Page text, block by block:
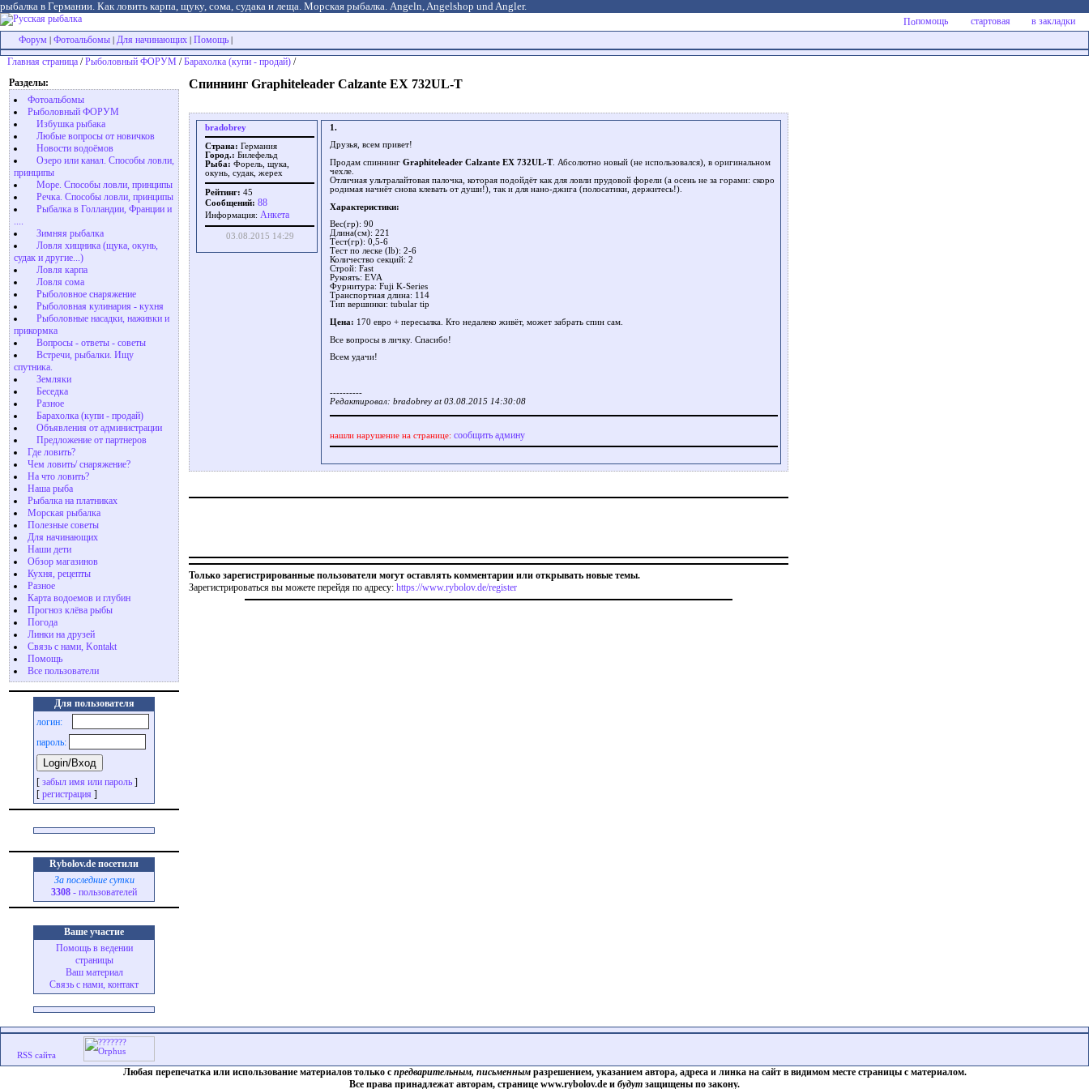
рыбалка в Германии. Как ловить карпа, щуку, сома, судака и леща. Морская рыбалка. Angeln, Angelshop und Angler.
помощь стартовая
в закладки
Форум
Фотоальбомы Для начинающих Помощь
Главная страница /Рыболовный ФОРУМ /Барахолка (купи - продай) /
Разделы:
Фотоальбомы
Рыболовный ФОРУМ
Избушка рыбака
Любые вопросы от новичков
Новости водоёмов
Озеро или канал. Способы ловли,
принципы
Море. Способы ловли, принципы
Речка. Способы ловли, принципы
Рыбалка в Голландии, Франции и
....
Зимняя рыбалка
Ловля хищника (щука, окунь,
судак и другие...)
Ловля карпа
Ловля сома
Рыболовное снаряжение
Рыболовная кулинария - кухня
Рыболовные насадки, наживки и
прикормка
Вопросы - ответы - советы
Встречи, рыбалки. Ищу
спутника.
Земляки
Беседка
Разное
Барахолка (купи - продай)
Объявления от администрации
Предложение от партнеров
Где ловить?
Чем ловить/ снаряжение?
На что ловить?
Наша рыба
Рыбалка на платниках
Морская рыбалка
Полезные советы
Для начинающих
Наши дети
Обзор магазинов
Кухня, рецепты
Разное
Карта водоемов и глубин
Прогноз клёва рыбы
Погода
Линки на друзей
Связь с нами, Kontakt
Помощь
Все пользователи
Для пользователя
логин:
пароль:
[ забыл имя или пароль ]
[ регистрация ]
Rybolov.de посетили
За последние сутки
3308 - пользователей
Ваше участие
Помощь в ведении
страницы
Ваш материал
Связь с нами, контакт
Спиннинг Graphiteleader Calzante EX 732UL-T
bradobrey
Страна: Германия
Город.: Билефельд
Рыба: Форель, щука,
окунь, судак, жерех
Рейтинг: 45
Сообщений: 88
Информация: Aнкета
03.08.2015 14:29
1.
Друзья, всем привет!
Продам спиннинг Graphiteleader Calzante EX 732UL-T. Абсолютно новый (не использовался), в оригинальном
чехле.
Отличная ультралайтовая палочка, которая подойдёт как для ловли прудовой форели (а осень не за горами: скоро
родимая начнёт снова клевать от души!), так и для нано-джига (полосатики, держитесь!).
Характеристики:
Вес(гр): 90
Длина(см): 221
Тест(гр): 0,5-6
Тест по леске (lb): 2-6
Количество секций: 2
Строй: Fast
Рукоять: EVA
Фурнитура: Fuji K-Series
Транспортная длина: 114
Тип вершинки: tubular tip
Цена: 170 евро + пересылка. Кто недалеко живёт, может забрать спин сам.
Все вопросы в личку. Спасибо!
Всем удачи!
----------
Редактировал: bradobrey at 03.08.2015 14:30:08
нашли нарушение на странице: сообщить админу
Только зарегистрированные пользователи могут оставлять комментарии или открывать новые темы.
Зарегистрироваться вы можете перейдя по адресу: https://www.rybolov.de/register
Любая перепечатка или использование материалов только с предварительным, письменнымразрешением, указанием автора, адреса и линка на сайт в видимом месте страницы с материалом.
Все права принадлежат авторам, странице www.rybolov.de и будут защищены по закону.